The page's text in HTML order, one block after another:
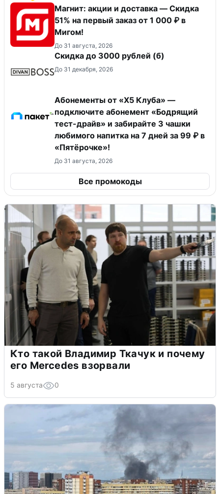
Магнит: акции и доставка — Скидка
51% на первый заказ от 1 000 ₽ в
Мигом!
До 31 августа, 2026
Скидка до 3000 рублей (б)
До 31 декабря, 2026
Абонементы от «Х5 Клуба» —
подключите абонемент «Бодрящий
тест-драйв» и забирайте 3 чашки
любимого напитка на 7 дней за 99 ₽ в
«Пятёрочке»!
До 31 августа, 2026
Все промокоды
Кто такой Владимир Ткачук и почему
его Mercedes взорвали
5 августа 0